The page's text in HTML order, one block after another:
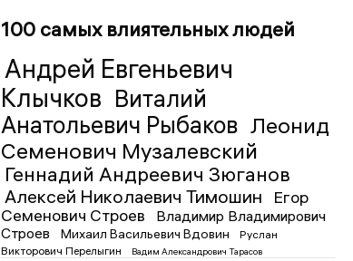
100 самых влиятельных людей
Андрей Евгеньевич
Клычков Виталий
Анатольевич Рыбаков Леонид
Семенович Музалевский
Геннадий Андреевич Зюганов
Алексей Николаевич Тимошин
Егор
Семенович Строев
Владимир Владимирович
Строев
Михаил Васильевич Вдовин
Руслан
Викторович Перелыгин
Вадим Александрович Тарасов